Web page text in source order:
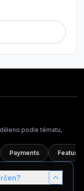
podle tématu,
Payments